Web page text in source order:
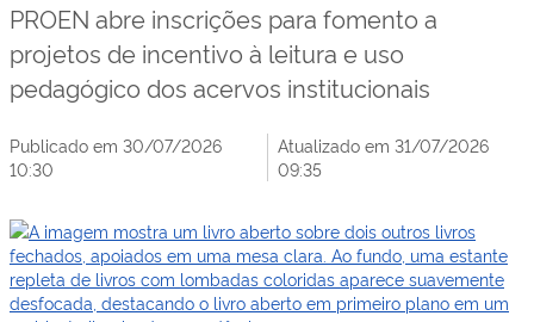
PROEN abre inscrições para fomento a
projetos de incentivo à leitura e uso
pedagógico dos acervos institucionais
Publicado em 30/07/2026
10:30
Atualizado em 31/07/2026
09:35